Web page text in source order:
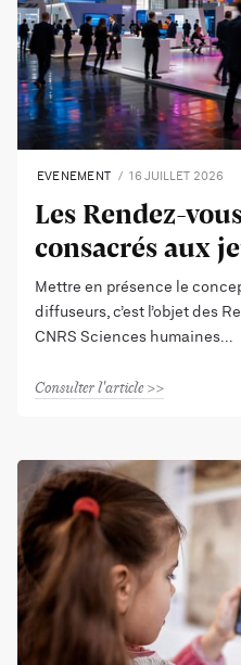
EVENEMENT 16 JUILLET 2026
Les Rendez-
consacrés aux
Mettre en présence le
diffuseurs, c’est l’objet des
CNRS Sciences humaines
Consulter l'article